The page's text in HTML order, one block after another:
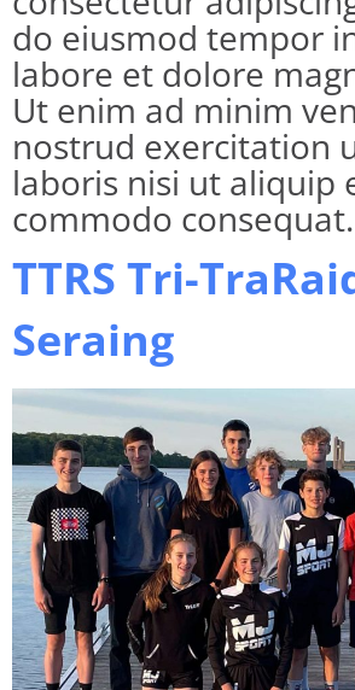
do eiusmod tempor
labore et dolore
Ut enim ad minim
nostrud exercitation
laboris nisi ut aliquip
commodo consequat.
TTRS Tri-
Seraing